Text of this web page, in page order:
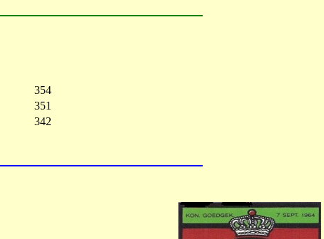
354
351
342